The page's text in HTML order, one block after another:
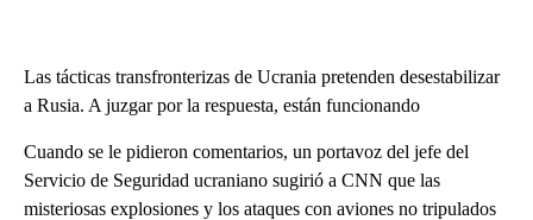
Las tácticas transfronterizas de Ucrania pretenden desestabilizar
a Rusia. A juzgar por la respuesta, están funcionando
Cuando se le pidieron comentarios, un portavoz del jefe del
Servicio de Seguridad ucraniano sugirió a CNN que las
misteriosas explosiones y los ataques con aviones no tripulados